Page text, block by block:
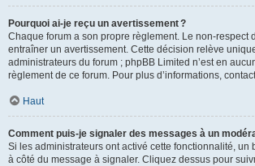
Pourquoi ai-je reçu un avertissement ?
Chaque forum a son propre règlement. Le non-respect
entraîner un avertissement. Cette décision relève
administrateurs du forum ; phpBB Limited n’est en
règlement de ce forum. Pour plus d’informations,
Haut
Comment puis-je signaler des messages à un
Si les administrateurs ont activé cette fonctionnalité, un
à côté du message à signaler. Cliquez dessus pour